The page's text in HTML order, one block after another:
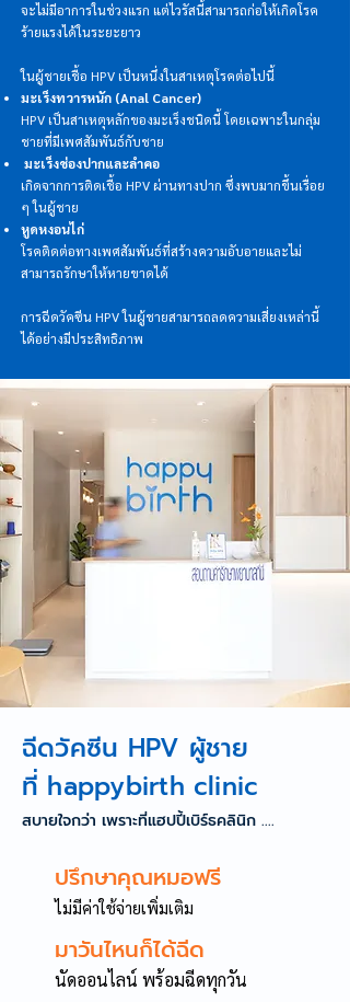
จะไม่มีอาการในช่วงแรก แต่ไวรัสนี้สามารถก่อให้เกิดโรค
ร้ายแรงได้ในระยะยาว
ในผู้ชายเชื้อ HPV เป็นหนึ่งในสาเหตุโรคต่อไปนี้
มะเร็งทวารหนัก (Anal Cancer)
HPV เป็นสาเหตุหลักของมะเร็งชนิดนี้ โดยเฉพาะในกลุ่ม
ชายที่มีเพศสัมพันธ์กับชาย
มะเร็งช่องปากและลำคอ
เกิดจากการติดเชื้อ HPV ผ่านทางปาก ซึ่งพบมากขึ้นเรื่อย
ๆ ในผู้ชาย
หูดหงอนไก่
โรคติดต่อทางเพศสัมพันธ์ที่สร้างความอับอายและไม่
สามารถรักษาให้หายขาดได้
การฉีดวัคซีน HPV ในผู้ชายสามารถลดความเสี่ยงเหล่านี้
ได้อย่างมีประสิทธิภาพ
ฉีดวัคซีน HPV ผู้ชาย
ที่ happybirth clinic
สบายใจกว่า เพราะที่แฮปปี้เบิร์ธคลินิก ....
ปรึกษาคุณหมอฟรี
ไม่มีค่าใช้จ่ายเพิ่มเติม
มาวันไหนก็ได้ฉีด
นัดออนไลน์ พร้อมฉีดทุกวัน